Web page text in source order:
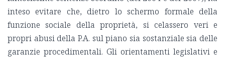
inteso evitare che, dietro lo schermo formale della
funzione sociale della proprietà, si celassero veri e
propri abusi della P.A. sul piano sia sostanziale sia delle
garanzie procedimentali. Gli orientamenti legislativi e